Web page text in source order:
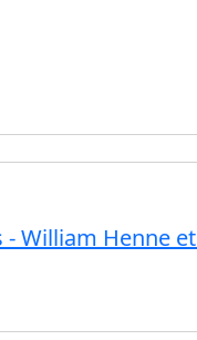
- William Henne